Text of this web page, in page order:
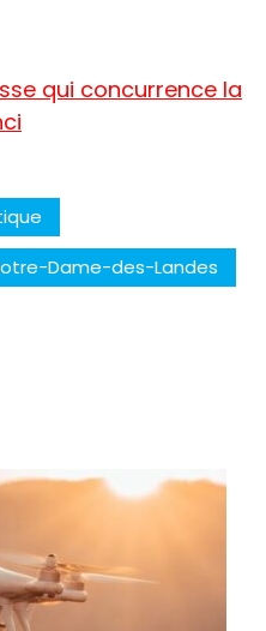
qui concurrence la
Dame-des-Landes